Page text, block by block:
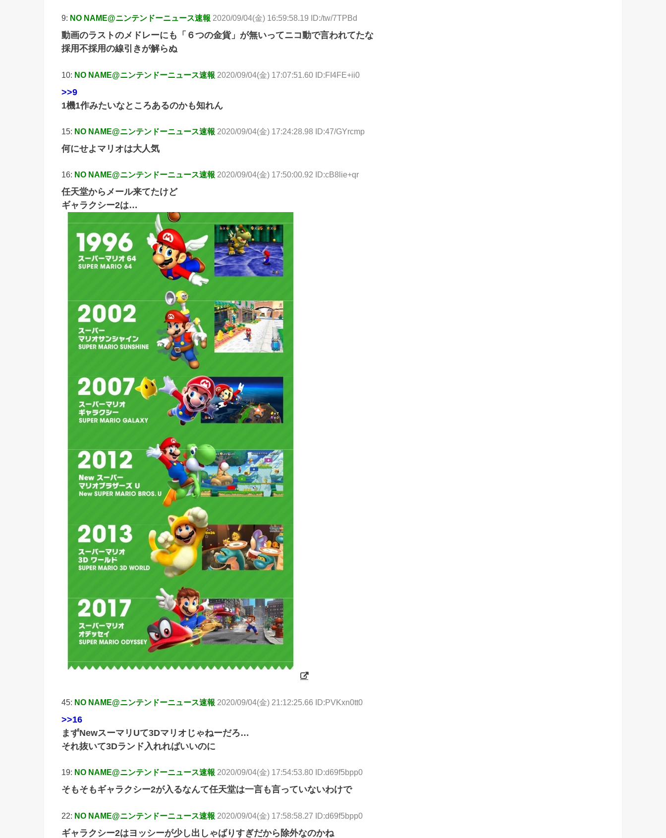
9: NO NAME@ニンテンドーニュース速報 2020/09/04(金) 16:59:58.19 ID:/tw/7TPBd
動画のラストのメドレーにも「６つの金貨」が無いってニコ動で言われてたな
採用不採用の線引きが解らぬ
10: NO NAME@ニンテンドーニュース速報 2020/09/04(金) 17:07:51.60 ID:FI4FE+ii0
>>9
1機1作みたいなところあるのかも知れん
15: NO NAME@ニンテンドーニュース速報 2020/09/04(金) 17:24:28.98 ID:47/GYrcmp
何にせよマリオは大人気
16: NO NAME@ニンテンドーニュース速報 2020/09/04(金) 17:50:00.92 ID:cB8lie+qr
任天堂からメール来てたけど
ギャラクシー2は…
45: NO NAME@ニンテンドーニュース速報 2020/09/04(金) 21:12:25.66 ID:PVKxn0tt0
>>16
まずNewスーマリUて3Dマリオじゃねーだろ…
それ抜いて3Dランド入れればいいのに
19: NO NAME@ニンテンドーニュース速報 2020/09/04(金) 17:54:53.80 ID:d69f5bpp0
そもそもギャラクシー2が入るなんて任天堂は一言も言っていないわけで
22: NO NAME@ニンテンドーニュース速報 2020/09/04(金) 17:58:58.27 ID:d69f5bpp0
ギャラクシー2はヨッシーが少し出しゃばりすぎだから除外なのかね